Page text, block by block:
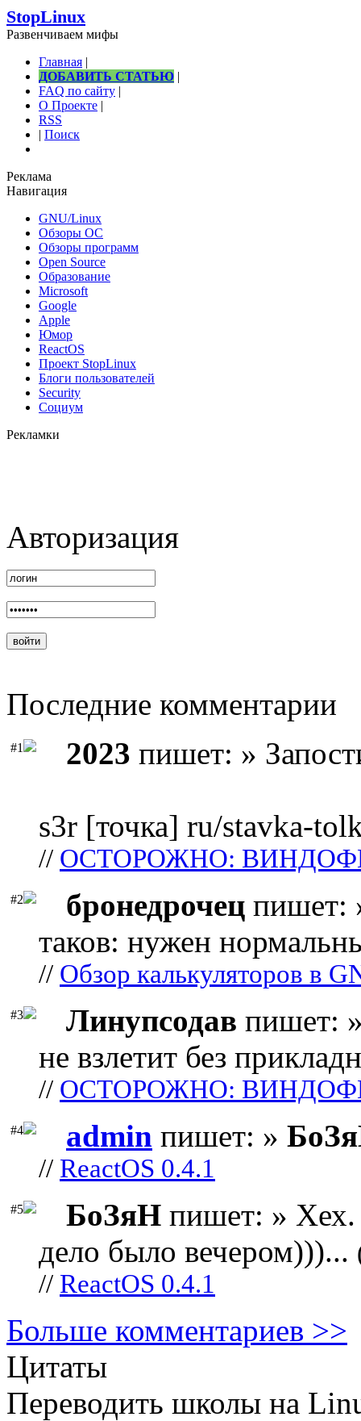
StopLinux
Развенчиваем мифы
Главная |
ДОБАВИТЬ СТАТЬЮ |
FAQ по сайту |
О Проекте |
RSS
| Поиск
Реклама
Навигация
GNU/Linux
Обзоры ОС
Обзоры программ
Open Source
Образование
Microsoft
Google
Apple
Юмор
ReactOS
Проект StopLinux
Блоги пользователей
Security
Социум
Рекламки
Авторизация
Последние комментарии
#1 2023 пишет: »
s3r [точка] ru/stavka-
// ОСТОРОЖНО:
#2 бронедрочец пишет:
таков: нужен
// Обзор калькуляторов в
#3 Линупсодав пишет:
не взлетит без
// ОСТОРОЖНО:
#4 admin пишет: »
// ReactOS 0.4.1
#5 БоЗяН пишет: » Хех.
дело было вечером)))...
// ReactOS 0.4.1
Больше комментариев >>
Цитаты
Переводить школы на